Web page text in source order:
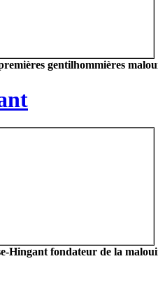
gentilhommières
Hingant fondateur de la